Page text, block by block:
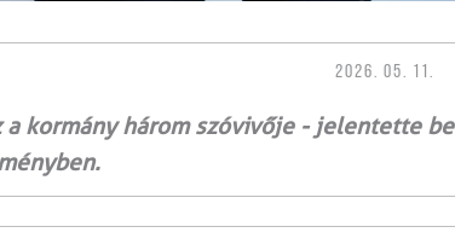
2026. 05. 11.
a kormány három szóvivője - jelentette be